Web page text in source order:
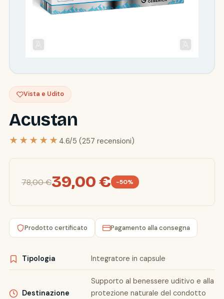
Vista e Udito
Acustan
★★★★★ 4.6/5 (257 recensioni)
78,00 €39,00 € -50%
Prodotto certificato Pagamento alla consegna
Tipologia Integratore in capsule
Destinazione
Supporto al benessere uditivo e alla
protezione naturale del condotto